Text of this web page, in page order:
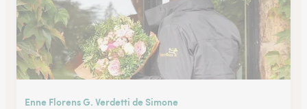
Enne Florens G. Verdetti de Simone